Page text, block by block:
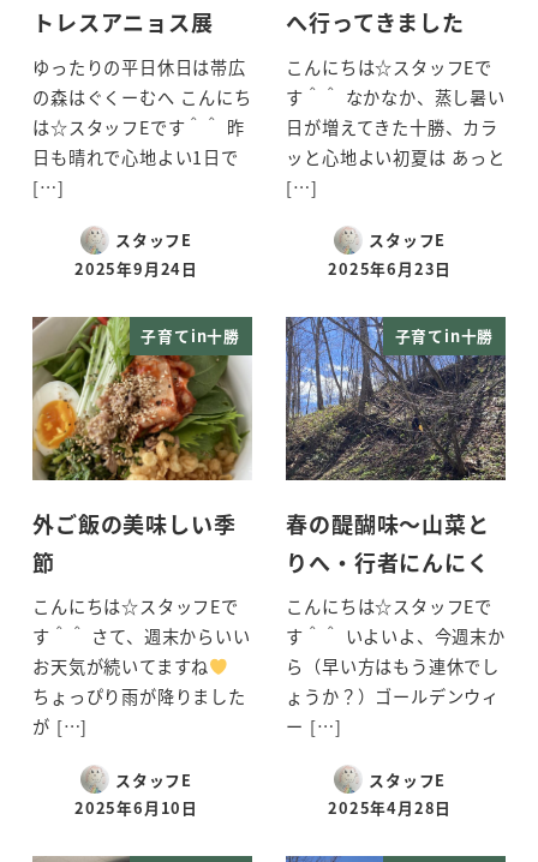
トレスアニョス展
ゆったりの平日休日は帯広
の森はぐくーむへ こんにち
は☆スタッフEです＾＾ 昨
日も晴れで心地よい1日で
[…]
スタッフE
投稿日
2025年9月24日
へ行ってきました
こんにちは☆スタッフEで
す＾＾ なかなか、蒸し暑い
日が増えてきた十勝、カラ
ッと心地よい初夏は あっと
[…]
スタッフE
投稿日
2025年6月23日
子育てin十勝
外ご飯の美味しい季
節
こんにちは☆スタッフEで
す＾＾ さて、週末からいい
お天気が続いてますね
ちょっぴり雨が降りました
が […]
スタッフE
投稿日
2025年6月10日
子育てin十勝
春の醍醐味～山菜と
りへ・行者にんにく
こんにちは☆スタッフEで
す＾＾ いよいよ、今週末か
ら（早い方はもう連休でし
ょうか？）ゴールデンウィ
ー […]
スタッフE
投稿日
2025年4月28日